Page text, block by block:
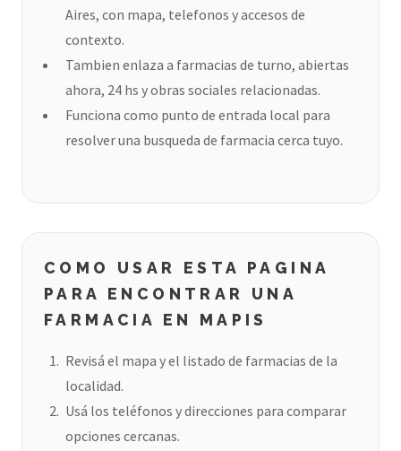
Aires, con mapa, telefonos y accesos de
contexto.
Tambien enlaza a farmacias de turno, abiertas
ahora, 24 hs y obras sociales relacionadas.
Funciona como punto de entrada local para
resolver una busqueda de farmacia cerca tuyo.
COMO USAR ESTA PAGINA
PARA ENCONTRAR UNA
FARMACIA EN MAPIS
Revisá el mapa y el listado de farmacias de la
localidad.
Usá los teléfonos y direcciones para comparar
opciones cercanas.